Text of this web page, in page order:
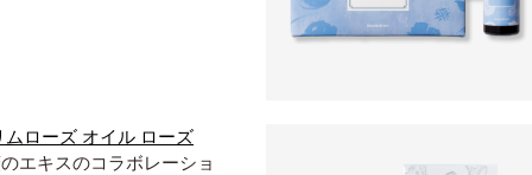
ローズ オイル ローズ
エキスのコラボレーショ